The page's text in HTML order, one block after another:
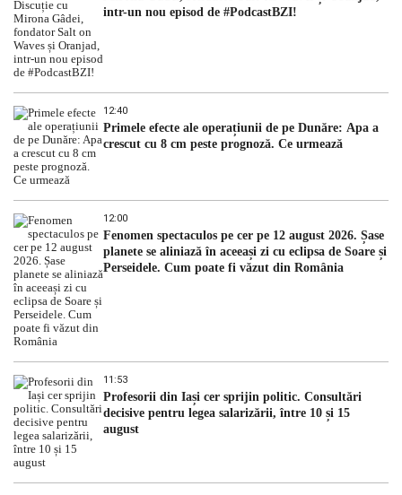
intr-un nou episod de #PodcastBZI!
12:40
Primele efecte ale operațiunii de pe Dunăre: Apa a
crescut cu 8 cm peste prognoză. Ce urmează
12:00
Fenomen spectaculos pe cer pe 12 august 2026. Șase
planete se aliniază în aceeași zi cu eclipsa de Soare și
Perseidele. Cum poate fi văzut din România
11:53
Profesorii din Iași cer sprijin politic. Consultări
decisive pentru legea salarizării, între 10 și 15
august